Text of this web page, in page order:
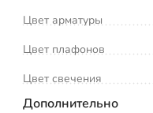
Цвет арматуры
Цвет плафонов
Цвет свечения
Дополнительно